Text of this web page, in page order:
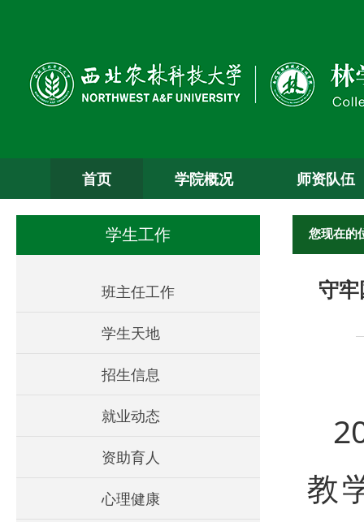
首页 学院概况 师资队伍
学生工作
班主任工作
学生天地
招生信息
就业动态
资助育人
心理健康
您现在的
守
教